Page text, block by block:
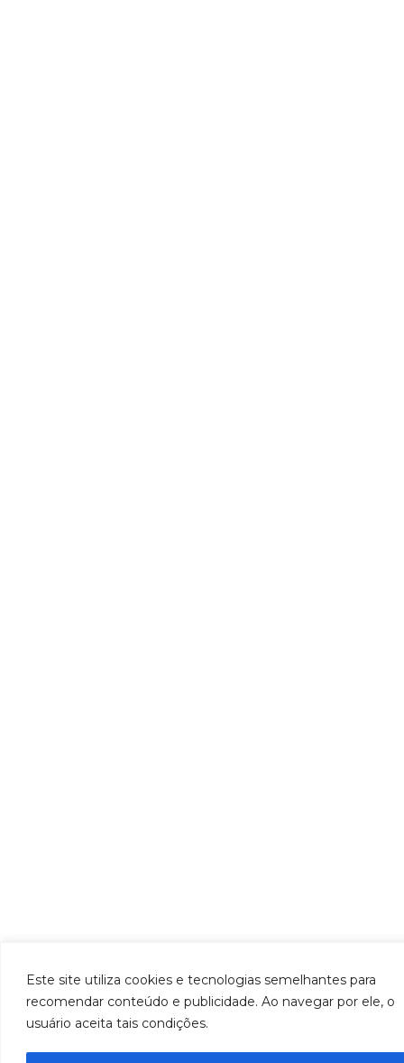
Este site utiliza cookies e tecnologias semelhantes para
recomendar conteúdo e publicidade. Ao navegar por ele, o
usuário aceita tais condições.